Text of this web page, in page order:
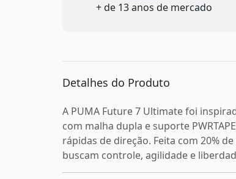
+ de 13 anos de mercado
Detalhes do Produto
A PUMA Future 7 Ultimate foi
com malha dupla e suporte
rápidas de direção. Feita com 20%
buscam controle, agilidade e